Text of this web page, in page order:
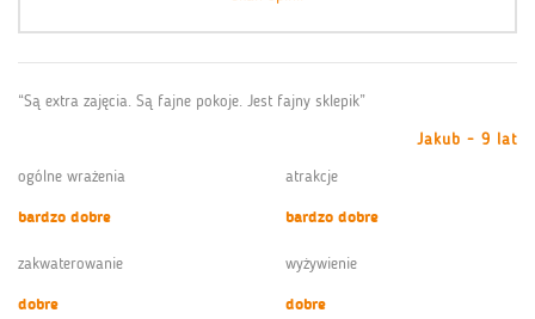
“Są extra zajęcia. Są fajne pokoje. Jest fajny sklepik”
Jakub - 9 lat
ogólne wrażenia
bardzo dobre
atrakcje
bardzo dobre
zakwaterowanie
dobre
wyżywienie
dobre